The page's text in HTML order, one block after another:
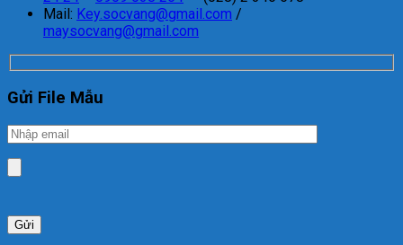
Mail: Key.socvang@gmail.com /
maysocvang@gmail.com
Gửi File Mẫu